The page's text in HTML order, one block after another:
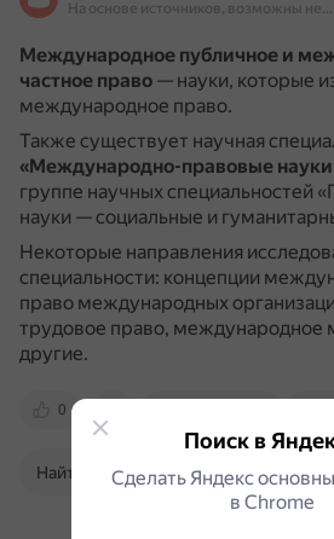
На основе источников, возможны неточности
Международное публичное и
частное право — науки, которые
международное право.
Также существует научная
«Международно-правовые
группе научных специальностей
науки — социальные и
Некоторые направления
специальности: концепции
право международных
трудовое право, международное
другие.
0
Найти в Поиске
Поиск в
Сделать Яндекс
в Сhrome